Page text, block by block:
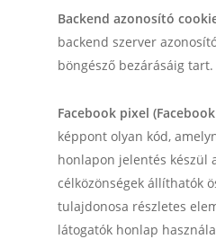
Backend azonosító
backend szerver
böngésző bezárásáig tart.
Facebook pixel
képpont olyan kód,
honlapon jelentés készül
célközönségek állíthatók
tulajdonosa részletes
látogatók honlap